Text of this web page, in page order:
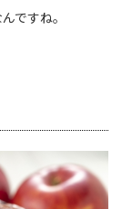
ですね。